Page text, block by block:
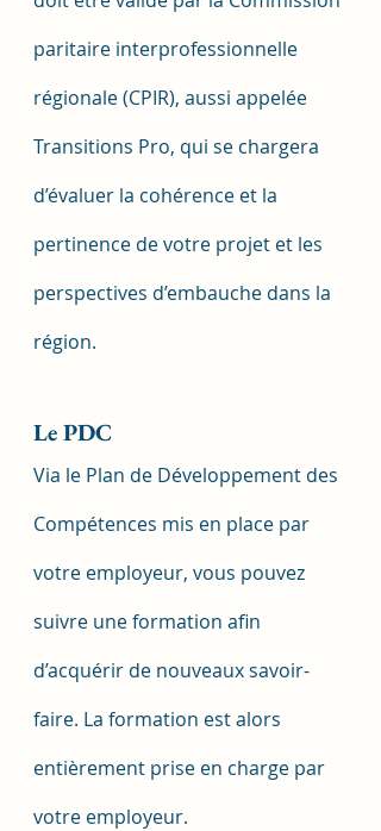
paritaire interprofessionnelle
régionale (CPIR), aussi appelée
Transitions Pro, qui se chargera
d’évaluer la cohérence et la
pertinence de votre projet et les
perspectives d’embauche dans la
région.
Le PDC
Via le Plan de Développement des
Compétences mis en place par
votre employeur, vous pouvez
suivre une formation afin
d’acquérir de nouveaux savoir-
faire. La formation est alors
entièrement prise en charge par
votre employeur.